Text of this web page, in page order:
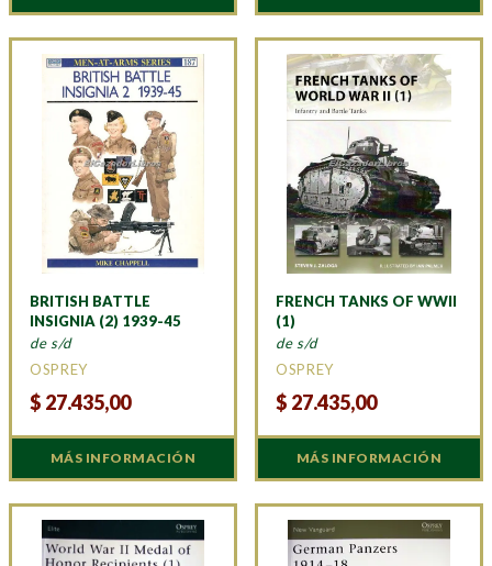
BRITISH BATTLE
INSIGNIA (2) 1939-45
de s/d
OSPREY
$ 27.435,00
MÁS INFORMACIÓN
FRENCH TANKS OF WWII
(1)
de s/d
OSPREY
$ 27.435,00
MÁS INFORMACIÓN